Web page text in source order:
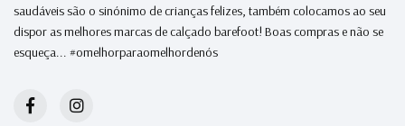
saudáveis são o sinónimo de crianças felizes, também colocamos ao seu
dispor as melhores marcas de calçado barefoot! Boas compras e não se
esqueça... #omelhorparaomelhordenós